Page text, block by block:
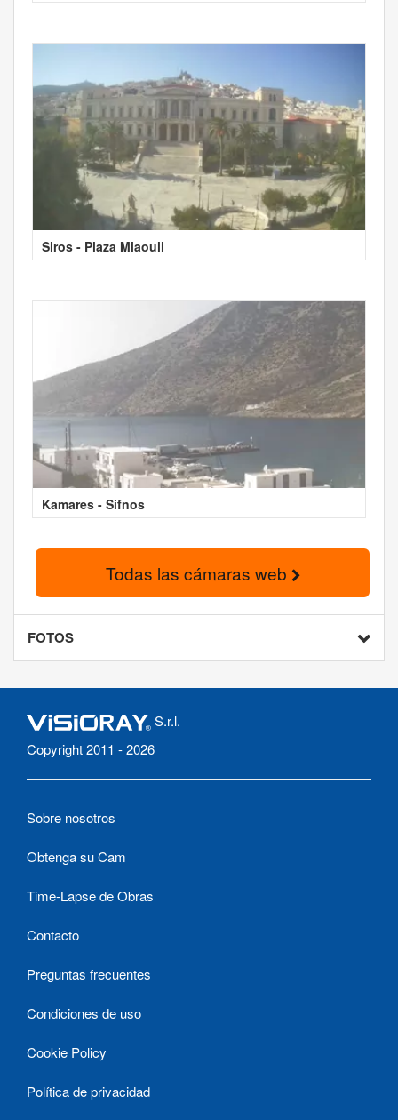
Siros - Plaza Miaouli
Kamares - Sifnos
Todas las cámaras web
FOTOS
S.r.l.
Copyright 2011 - 2026
Sobre nosotros
Obtenga su Cam
Time-Lapse de Obras
Contacto
Preguntas frecuentes
Condiciones de uso
Cookie Policy
Política de privacidad